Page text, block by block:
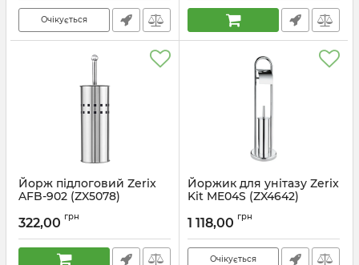
Очікується
Йорж підлоговий Zerix
AFB-902 (ZX5078)
322,00 грн
Йоржик для унітазу Zerix
Kit ME04S (ZX4642)
1 118,00 грн
Очікується